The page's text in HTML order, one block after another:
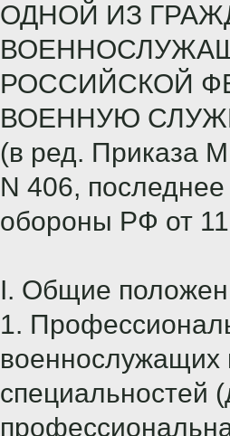
ОДНОЙ ИЗ
РОССИЙСКОЙ
ВОЕННУЮ
(в ред. Приказа
N 406,
обороны РФ от
I. Общие
1.
военнослужащих
специальностей